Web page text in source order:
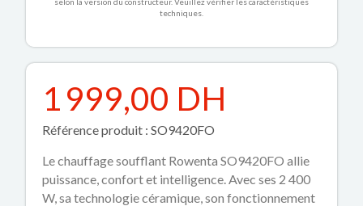
techniques.
1 999,00 DH
Référence produit : SO9420FO
Le chauffage soufflant Rowenta SO9420FO allie
puissance, confort et intelligence. Avec ses 2 400
W, sa technologie céramique, son fonctionnement